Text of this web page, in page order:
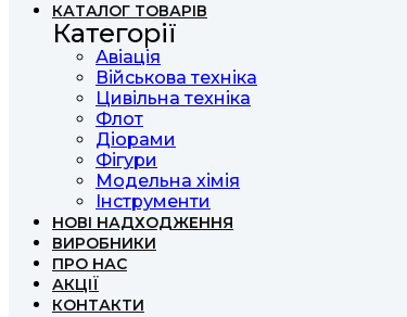
КАТАЛОГ ТОВАРІВ
Категорії
Авіація
Військова техніка
Цивільна техніка
Флот
Діорами
Фігури
Модельна хімія
Інструменти
НОВІ НАДХОДЖЕННЯ
ВИРОБНИКИ
ПРО НАС
АКЦІЇ
КОНТАКТИ